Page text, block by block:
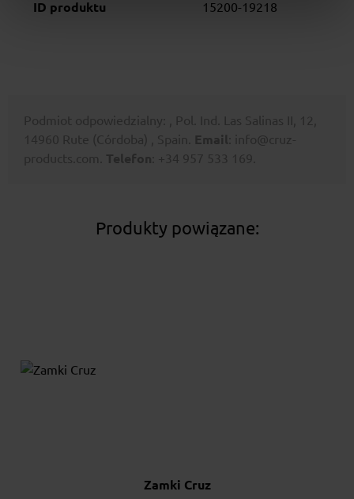
ID produktu 15200-19218
Podmiot odpowiedzialny: , Pol. Ind. Las Salinas II, 12,
14960 Rute (Córdoba) , Spain.
Email : info@cruz-
products.com. Telefon : +34 957 533 169.
Produkty powiązane:
Zamki Cruz